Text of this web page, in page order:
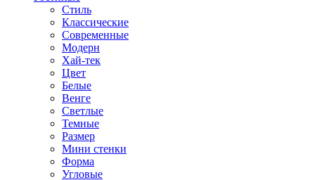
Стиль
Классические
Современные
Модерн
Хай-тек
Цвет
Белые
Венге
Светлые
Темные
Размер
Мини стенки
Форма
Угловые